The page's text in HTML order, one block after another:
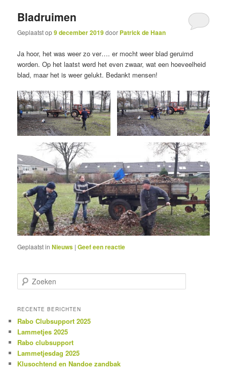
inhoud
inhoud
Bladruimen
Geplaatst op9 december 2019door Patrick de Haan
Ja hoor, het was weer zo ver…. er mocht weer blad geruimd
worden. Op het laatst werd het even zwaar, wat een hoeveelheid
blad, maar het is weer gelukt. Bedankt mensen!
Geplaatst in Nieuws |Geef een reactie
o
k
n
RECENTE BERICHTEN
Rabo Clubsupport 2025
Lammetjes 2025
Rabo clubsupport
Lammetjesdag 2025
Klusochtend en Nandoe zandbak